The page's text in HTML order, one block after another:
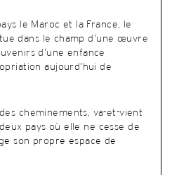
le Maroc et la France, le
dans le champ d’une œuvre
d’une enfance
aujourd’hui de
cheminements, va-et-vient
pays où elle ne cesse de
son propre espace de